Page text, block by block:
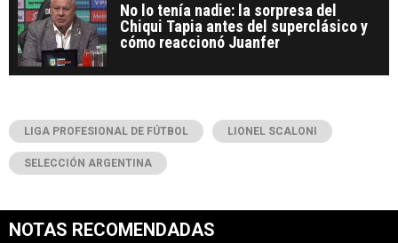
No lo tenía nadie: la sorpresa del
Chiqui Tapia antes del superclásico y
cómo reaccionó Juanfer
LIGA PROFESIONAL DE FÚTBOL LIONEL SCALONI
SELECCIÓN ARGENTINA
NOTAS RECOMENDADAS